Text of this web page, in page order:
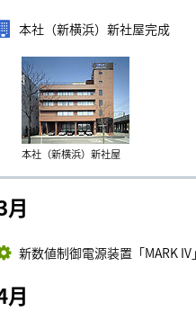
本社（新横浜）新社屋完成
本社（新横浜）新社屋
月
新数値制御電源装置「MARK
月